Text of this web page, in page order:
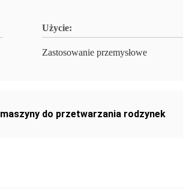
Użycie:
Zastosowanie przemysłowe
maszyny do przetwarzania rodzynek